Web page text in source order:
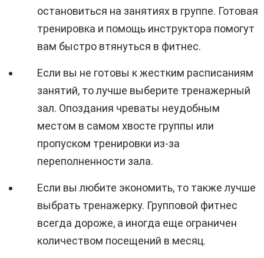
остановиться на занятиях в группе. Готовая
тренировка и помощь инструктора помогут
вам быстро втянуться в фитнес.
Если вы не готовы к жестким расписаниям
занятий, то лучше выберите тренажерный
зал. Опоздания чреваты неудобным
местом в самом хвосте группы или
пропуском тренировки из-за
переполненности зала.
Если вы любите экономить, то также лучше
выбрать тренажерку. Групповой фитнес
всегда дороже, а иногда еще ограничен
количеством посещений в месяц.